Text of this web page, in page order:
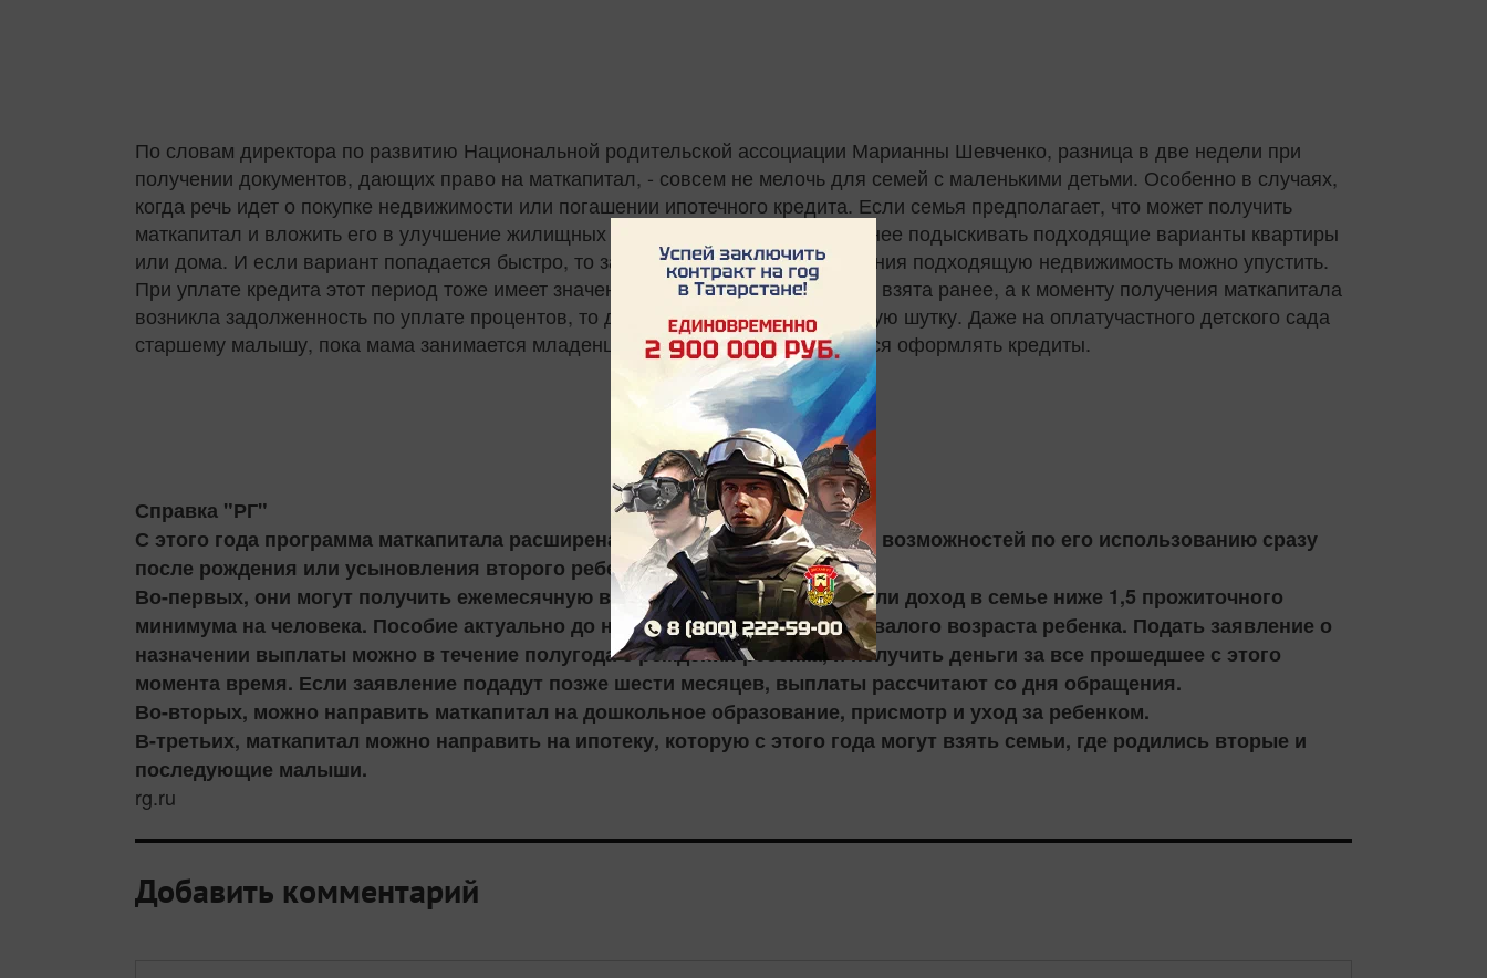
По словам директора по развитию Национальной родительской ассоциации Марианны Шевченко, разница в две недели при
получении документов, дающих право на маткапитал, - совсем не мелочь для семей с маленькими детьми. Особенно в случаях,
когда речь идет о покупке недвижимости или погашении ипотечного кредита. Если семья предполагает, что может получить
маткапитал и вложить его в улучшение жилищных условий, она начинает заранее подыскивать подходящие варианты квартиры
или дома. И если вариант попадается быстро, то за лишние две недели ожидания подходящую недвижимость можно упустить.
При уплате кредита этот период тоже имеет значение, ведь если ипотека была взята ранее, а к моменту получения маткапитала
возникла задолженность по уплате процентов, то две недели могут сыграть злую шутку. Даже на оплатучастного детского сада
старшему малышу, пока мама занимается младенцем, семьям порой приходится оформлять кредиты.
Справка "РГ"
С этого года программа маткапитала расширена. Семьи получили больше возможностей по его использованию сразу
после рождения или усыновления второго ребенка, напомнили в ПФР.
Во-первых, они могут получить ежемесячную выплату из маткапитала, если доход в семье ниже 1,5 прожиточного
минимума на человека. Пособие актуально до наступления полуторогодовалого возраста ребенка. Подать заявление о
назначении выплаты можно в течение полугода с рождения ребенка, и получить деньги за все прошедшее с этого
момента время. Если заявление подадут позже шести месяцев, выплаты рассчитают со дня обращения.
Во-вторых, можно направить маткапитал на дошкольное образование, присмотр и уход за ребенком.
В-третьих, маткапитал можно направить на ипотеку, которую с этого года могут взять семьи, где родились вторые и
последующие малыши.
rg.ru
Добавить комментарий